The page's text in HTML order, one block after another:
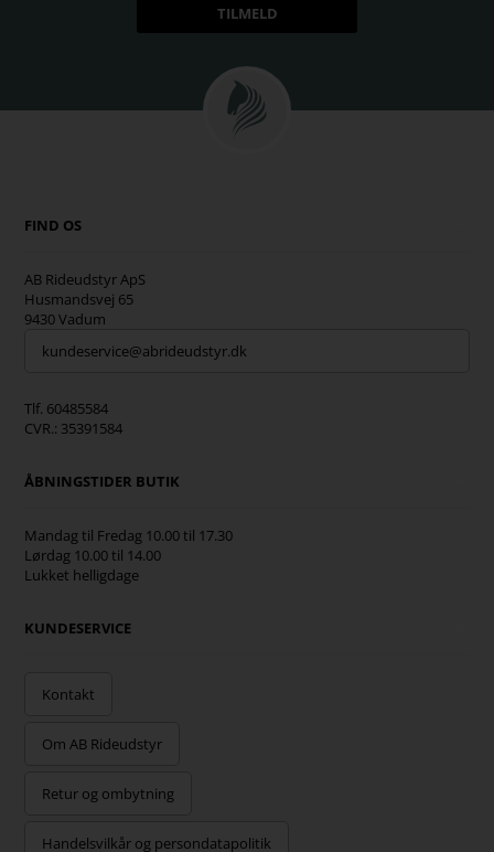
FIND OS
AB Rideudstyr ApS
Husmandsvej 65
9430 Vadum
kundeservice@abrideudstyr.dk
Tlf. 60485584
CVR.: 35391584
ÅBNINGSTIDER BUTIK
Mandag til Fredag 10.00 til 17.30
Lørdag 10.00 til 14.00
Lukket helligdage
KUNDESERVICE
Kontakt
Om AB Rideudstyr
Retur og ombytning
Handelsvilkår og persondatapolitik